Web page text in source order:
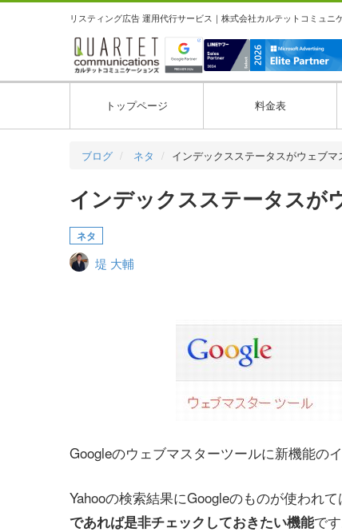
リスティング広告 運用代行サービス｜株式会社カルテットコミュニ
トップページ 料金表
ブログ ネタ インデックスステータスがウェブマ
インデックスステータスが
ネタ
堤 大輔
Googleのウェブマスターツールに新機能の
Yahooの検索結果にGoogleのものが使われ
であれば是非チェックしておきたい機能です